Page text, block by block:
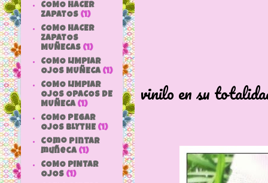
vinilo en su
COMO HACER
ZAPATOS (1)
COMO HACER
ZAPATOS
MUÑECAS (1)
COMO LIMPIAR
OJOS MUÑECA (1)
COMO LIMPIAR
OJOS OPACOS DE
MUÑECA (1)
COMO PEGAR
OJOS BLYTHE (1)
como pintar
muñeca (1)
COMO PINTAR
OJOS (1)